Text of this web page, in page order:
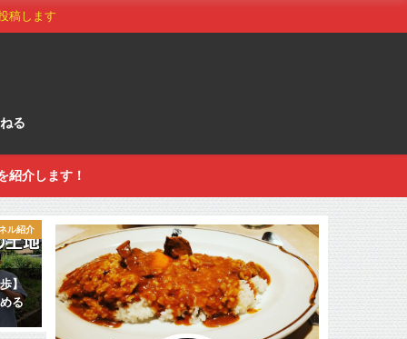
稿します
る
紹介します！
ル紹介
】
る